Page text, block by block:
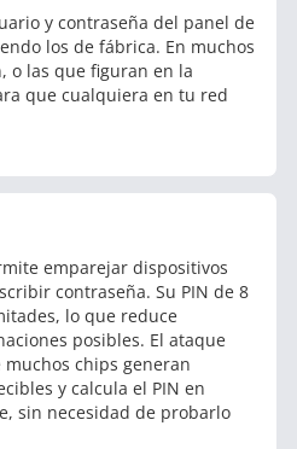
y contraseña del panel de
los de fábrica. En muchos
o las que figuran en la
que cualquiera en tu red
emparejar dispositivos
contraseña. Su PIN de 8
lo que reduce
posibles. El ataque
chips generan
y calcula el PIN en
sin necesidad de probarlo